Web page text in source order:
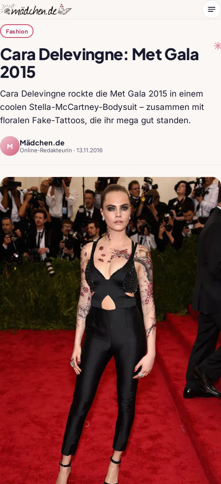
Fashion
Cara Delevingne: Met Gala
2015
Cara Delevingne rockte die Met Gala 2015 in einem
coolen Stella-McCartney-Bodysuit – zusammen mit
floralen Fake-Tattoos, die ihr mega gut standen.
M Mädchen.de
Online-Redakteurin · 13.11.2016